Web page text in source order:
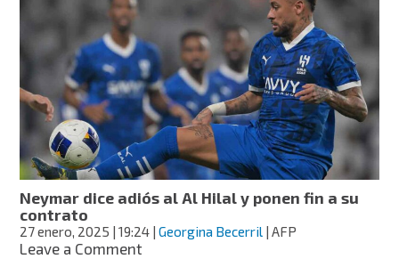
así
anunció
su
regreso
al
Santos
de
Brasil,
el
club
lo
Neymar dice adiós al Al Hilal y ponen fin a su
contrato
27 enero, 2025 | 19:24 |Georgina Becerril | AFP
Leave a Commenton